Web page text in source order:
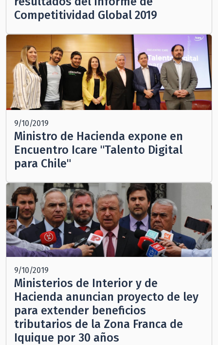
Competitividad Global 2019
9/10/2019
Ministro de Hacienda expone en
Encuentro Icare "Talento Digital
para Chile"
9/10/2019
Ministerios de Interior y de
Hacienda anuncian proyecto de ley
para extender beneficios
tributarios de la Zona Franca de
Iquique por 30 años